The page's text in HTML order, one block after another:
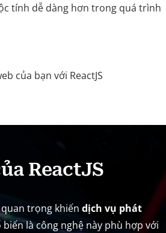
tính dễ dàng hơn trong quá trình
của bạn với ReactJS
ReactJS
trọng khiến dịch vụ phát
là công nghệ này phù hợp với